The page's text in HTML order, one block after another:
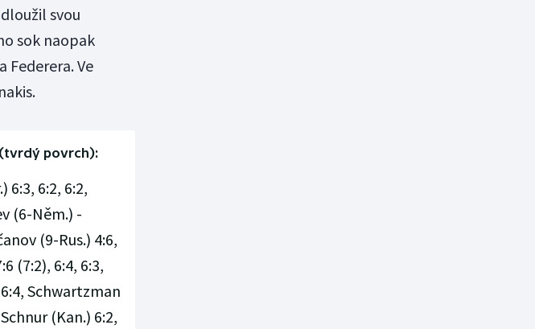
svou
sok naopak
Federera. Ve
(tvrdý povrch):
6:3, 6:2, 6:2,
(6-Něm.) -
(9-Rus.) 4:6,
(7:2), 6:4, 6:3,
Schwartzman
(Kan.) 6:2,